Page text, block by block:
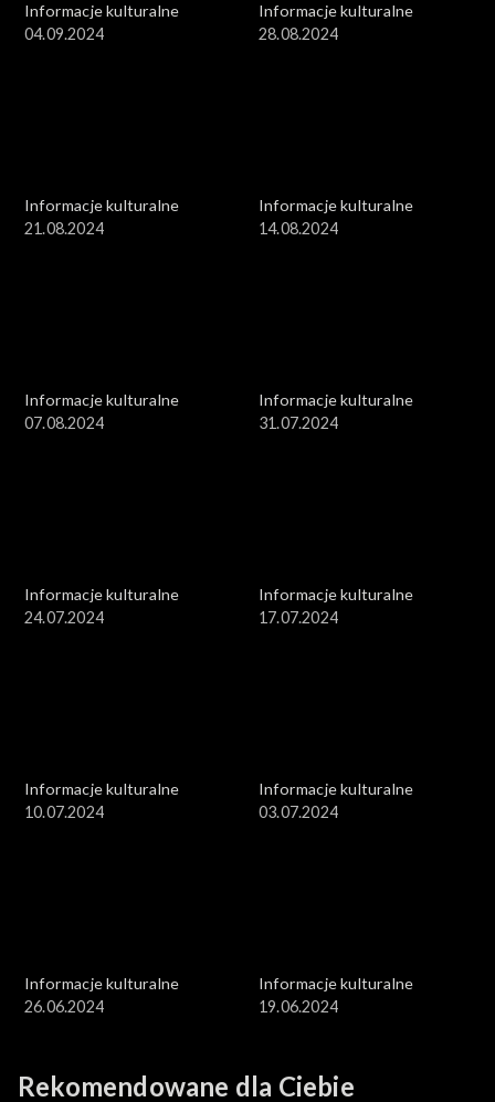
Informacje kulturalne
04.09.2024
Informacje kulturalne
28.08.2024
Informacje kulturalne
21.08.2024
Informacje kulturalne
14.08.2024
Informacje kulturalne
07.08.2024
Informacje kulturalne
31.07.2024
Informacje kulturalne
24.07.2024
Informacje kulturalne
17.07.2024
Informacje kulturalne
10.07.2024
Informacje kulturalne
03.07.2024
Informacje kulturalne
26.06.2024
Informacje kulturalne
19.06.2024
Rekomendowane dla Ciebie